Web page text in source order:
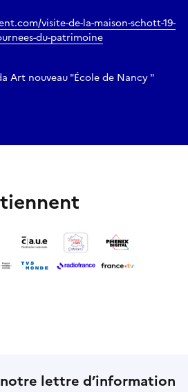
visite-de-la-maison-schott-19-
du-patrimoine
Art nouveau "École de Nancy "
lettre d’information